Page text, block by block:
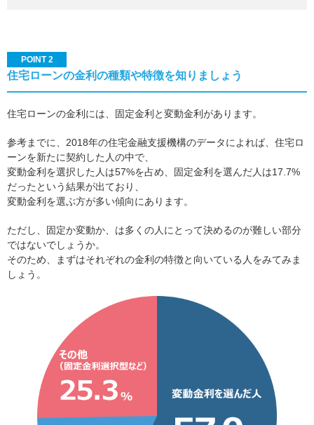
POINT 2
住宅ローンの金利の種類や特徴を知りましょう
住宅ローンの金利には、固定金利と変動金利があります。
参考までに、2018年の住宅金融支援機構のデータによれば、住宅ロ
ーンを新たに契約した人の中で、
変動金利を選択した人は57%を占め、固定金利を選んだ人は17.7%
だったという結果が出ており、
変動金利を選ぶ方が多い傾向にあります。
ただし、固定か変動か、は多くの人にとって決めるのが難しい部分
ではないでしょうか。
そのため、まずはそれぞれの金利の特徴と向いている人をみてみま
しょう。